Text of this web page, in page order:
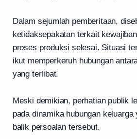
Dalam sejumlah pemberitaan,
ketidaksepakatan terkait
proses produksi selesai. Situasi
ikut memperkeruh hubungan
yang terlibat.
Meski demikian, perhatian publik
pada dinamika hubungan keluarga
balik persoalan tersebut.